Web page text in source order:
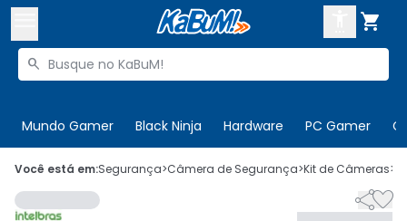

Buscar produtos

Mundo Gamer Black Ninja Hardware PC Gamer
 Olá. Acesse sua conta
 Departamentos
Você está em:Segurança>Câmera de Segurança>Kit de Câmeras>
